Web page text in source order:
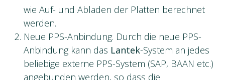
wie Auf- und Abladen der Platten berechnet
werden.
Neue PPS-Anbindung. Durch die neue PPS-
Anbindung kann das Lantek-System an jedes
beliebige externe PPS-System (SAP, BAAN etc.)
angebunden werden, so dass die